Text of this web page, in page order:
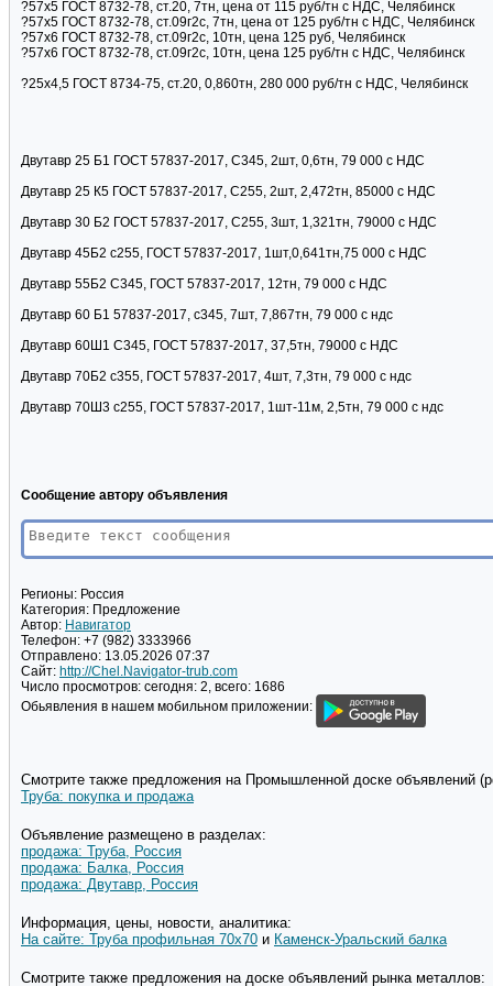
?57х5 ГОСТ 8732-78, ст.20, 7тн, цена от 115 руб/тн с НДС, Челябинск
?57х5 ГОСТ 8732-78, ст.09г2с, 7тн, цена от 125 руб/тн с НДС, Челябинск
?57х6 ГОСТ 8732-78, ст.09г2с, 10тн, цена 125 руб, Челябинск
?57х6 ГОСТ 8732-78, ст.09г2с, 10тн, цена 125 руб/тн с НДС, Челябинск
?25х4,5 ГОСТ 8734-75, ст.20, 0,860тн, 280 000 руб/тн с НДС, Челябинск
Двутавр 25 Б1 ГОСТ 57837-2017, С345, 2шт, 0,6тн, 79 000 с НДС
Двутавр 25 К5 ГОСТ 57837-2017, С255, 2шт, 2,472тн, 85000 с НДС
Двутавр 30 Б2 ГОСТ 57837-2017, С255, 3шт, 1,321тн, 79000 с НДС
Двутавр 45Б2 с255, ГОСТ 57837-2017, 1шт,0,641тн,75 000 с НДС
Двутавр 55Б2 С345, ГОСТ 57837-2017, 12тн, 79 000 с НДС
Двутавр 60 Б1 57837-2017, с345, 7шт, 7,867тн, 79 000 с ндс
Двутавр 60Ш1 С345, ГОСТ 57837-2017, 37,5тн, 79000 с НДС
Двутавр 70Б2 с355, ГОСТ 57837-2017, 4шт, 7,3тн, 79 000 с ндс
Двутавр 70Ш3 с255, ГОСТ 57837-2017, 1шт-11м, 2,5тн, 79 000 с ндс
Сообщение автору объявления
Регионы: Россия
Категория: Предложение
Автор: Навигатор
Телефон: +7 (982) 3333966
Отправлено: 13.05.2026 07:37
Сайт: http://Chel.Navigator-trub.com
Число просмотров: сегодня: 2, всего: 1686
Обьявления в нашем мобильном приложении:
Смотрите также предложения на Промышленной доске объявлений
Труба: покупка и продажа
Объявление размещено в разделах:
продажа: Труба, Россия
продажа: Балка, Россия
продажа: Двутавр, Россия
Информация, цены, новости, аналитика:
На сайте: Труба профильная 70х70 и Каменск-Уральский балка
Смотрите также предложения на доске объявлений рынка металлов: